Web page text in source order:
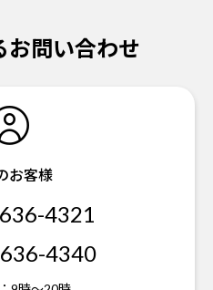
お問い合わせ
お客様
4321
4340